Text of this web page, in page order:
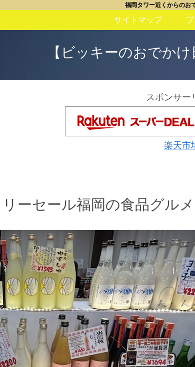
福岡タワー近くからのお
【ビッキーのおでかけ
サイトマップ
スポンサー
楽天市
ーセール福岡の食品グルメ